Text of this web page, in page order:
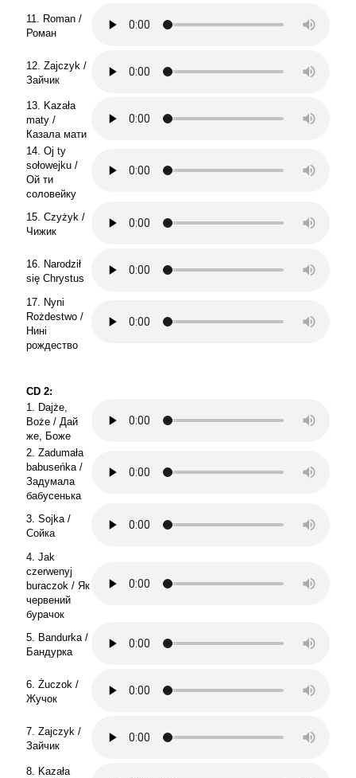
11. Roman /
Роман
12. Zajczyk /
Зайчик
13. Kazała
maty /
Казала мати
14. Oj ty
sołowejku /
Ой ти
соловейку
15. Czyżyk /
Чижик
16. Narodził
się Chrystus
17. Nyni
Rożdestwo /
Нині
рождество
CD 2:
1. Dajże,
Boże / Дай
же, Боже
2. Zadumała
babuseńka /
Задумала
бабусенька
3. Sojka /
Сойка
4. Jak
czerwenyj
buraczok / Як
червений
бурачок
5. Bandurka /
Бандурка
6. Żuczok /
Жучок
7. Zajczyk /
Зайчик
8. Kazała